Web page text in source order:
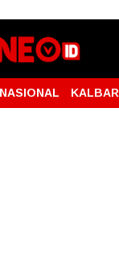
NASIONAL KALBAR